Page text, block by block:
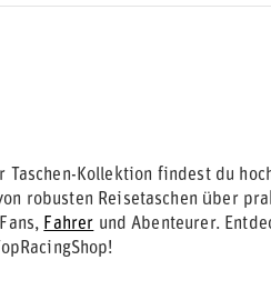
Kollektion findest du
robusten Reisetaschen über
Fahrer und Abenteurer.